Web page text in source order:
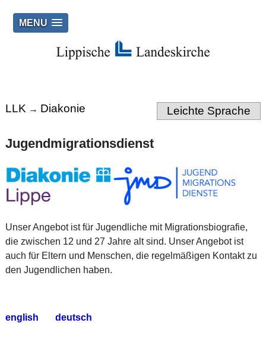
MENU
LLK → Diakonie Leichte Sprache
Jugendmigrationsdienst
Unser Angebot ist für Jugendliche mit Migrationsbiografie,
die zwischen 12 und 27 Jahre alt sind. Unser Angebot ist
auch für Eltern und Menschen, die regelmäßigen Kontakt zu
den Jugendlichen haben.
english deutsch